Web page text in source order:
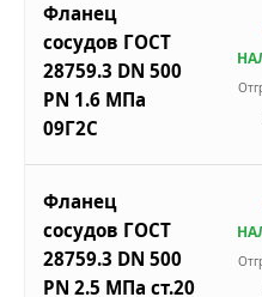
Фланец
сосудов ГОСТ
28759.3 DN 500
PN 1.6 МПа
09Г2С
Фланец
сосудов ГОСТ
28759.3 DN 500
PN 2.5 МПа ст.20